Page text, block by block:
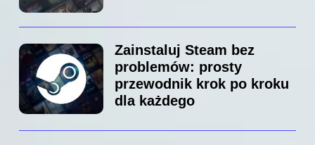
Zainstaluj Steam bez
problemów: prosty
przewodnik krok po kroku
dla każdego